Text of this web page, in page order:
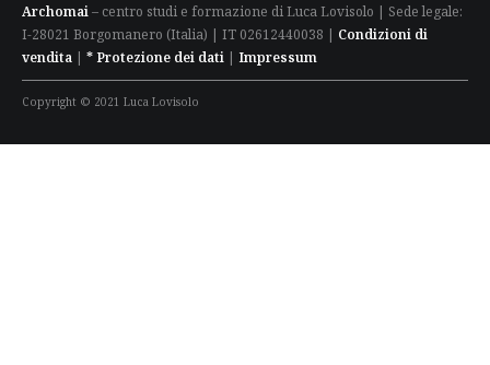
Archomai– centro studi e formazione di Luca Lovisolo | Sede legale:
I-28021 Borgomanero (Italia) | IT 02612440038 | Condizioni di
vendita | * Protezione dei dati | Impressum
Copyright © 2021 Luca Lovisolo